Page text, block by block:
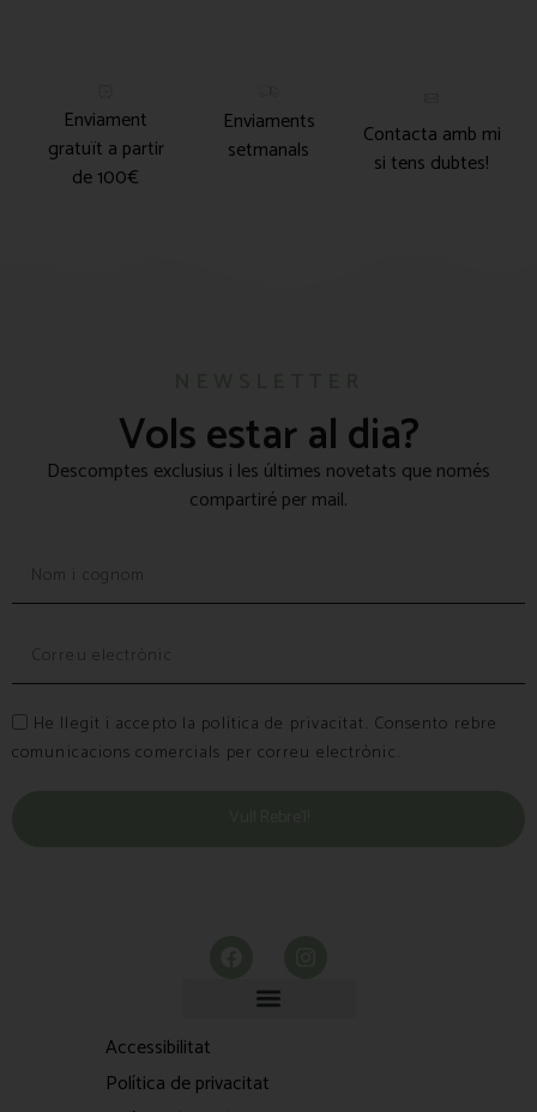
Enviament
gratuït a partir
de 100€
Enviaments
setmanals
Contacta amb mi
si tens dubtes!
Vols estar al dia?
Descomptes exclusius i les últimes novetats que només
compartiré per mail.
He llegit i accepto la política de privacitat. Consento rebre
comunicacions comercials per correu electrònic.
Accessibilitat
Política de privacitat